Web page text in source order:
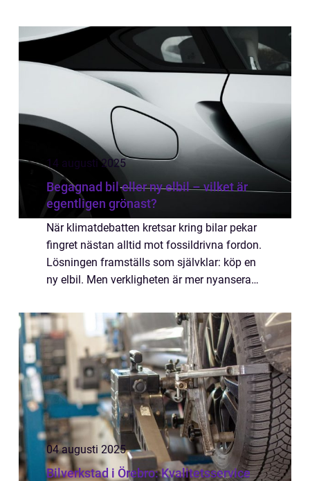
Bilen...
14 augusti 2025
Begagnad bil eller ny elbil – vilket är
egentligen grönast?
När klimatdebatten kretsar kring bilar pekar
fingret nästan alltid mot fossildrivna fordon.
Lösningen framställs som självklar: köp en
ny elbil. Men verkligheten är mer nyanserad
04 augusti 2025
Bilverkstad i Örebro: Kvalitetsservice